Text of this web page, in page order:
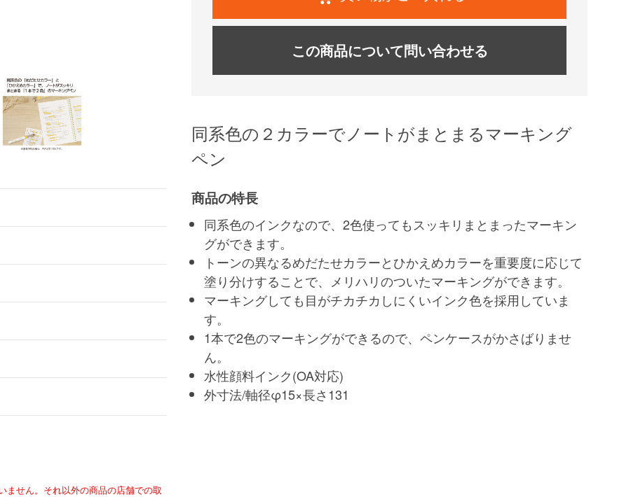
ません。それ以外の商品の店舗での取
この商品について問い合わせる
同系色の２カラーでノートがまとまるマーキング
ペン
商品の特長
同系色のインクなので、2色使ってもスッキリまとまったマーキン
グができます。
トーンの異なるめだたせカラーとひかえめカラーを重要度に応じて
塗り分けすることで、メリハリのついたマーキングができます。
マーキングしても目がチカチカしにくいインク色を採用していま
す。
1本で2色のマーキングができるので、ペンケースがかさばりませ
ん。
水性顔料インク(OA対応)
外寸法/軸径φ15×長さ131